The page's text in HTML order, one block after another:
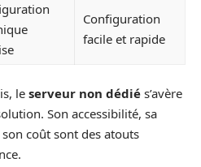
Configuration
facile et rapide
le serveur non dédié s’avère
Son accessibilité, sa
coût sont des atouts